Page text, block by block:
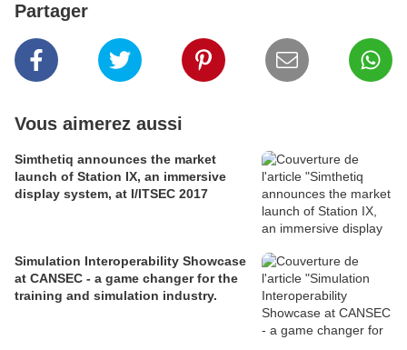
Partager
Vous aimerez aussi
Simthetiq announces the market
launch of Station IX, an immersive
display system, at I/ITSEC 2017
Simulation Interoperability Showcase
at CANSEC - a game changer for the
training and simulation industry.